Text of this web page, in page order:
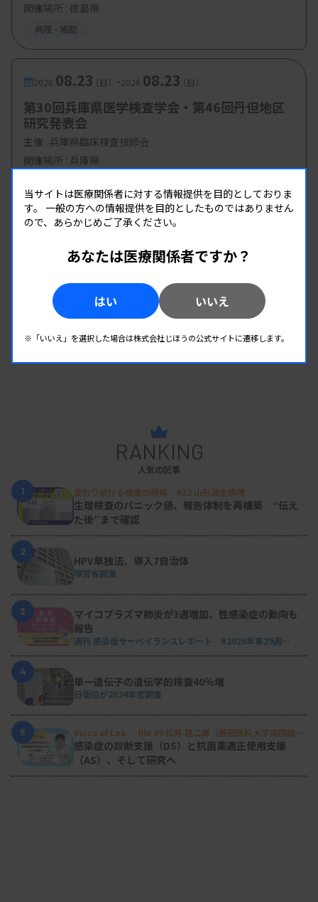
加藤舞氏（ロシュ・ダイアグノスティック
ス（株）プロフェッショナル本部）
・講演4：尿中に出現するネフロン由来の細胞
-尿細胞診の新たな可能性と誤判定の回避
について-
大崎博之先生（順天堂大学 医療科学部 臨床
検査学科 教授）
【参加費・定員など】
開催場所 : 徳島県
病理・細胞
2026. 08.23（日） -2026. 08.23（日）
第30回兵庫県医学検査学会・第46回丹但地区
研究発表会
主催 : 兵庫県臨床検査技師会
開催場所 : 兵庫県
RANKING
人気の記事
1
変わり続ける検査の現場 #32 山形済生病院
生理検査のパニック値、報告体制を再構築 “伝え
た後”まで確認
2
HPV単独法、導入7自治体
厚労省調査
3
マイコプラズマ肺炎が3週増加、性感染症の動向も
報告
週刊 感染症サーベイランスレポート #2026年第29週
4
単一遺伝子の遺伝学的検査40％増
日衛協が2024年度調査
5
Voice of Lab. file 09 松井 建二郎（藤田医科大学病院臨床
検査部微生物遺伝子検査室）
感染症の診断支援（DS）と抗菌薬適正使用支援
（AS）、そして研究へ
当サイトは医療関係者に対する情報提供を目的としておりま
す。 一般の方への情報提供を目的としたものではありません
ので、あらかじめご了承ください。
あなたは医療関係者ですか？
はい いいえ
※「いいえ」を選択した場合は株式会社じほうの公式サイトに遷移します。